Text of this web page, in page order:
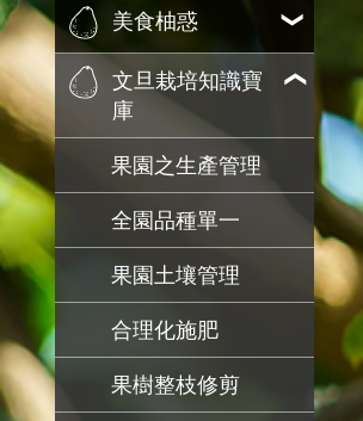
美食柚惑
文旦栽培知識寶
庫
果園之生產管理
全園品種單一
果園土壤管理
合理化施肥
果樹整枝修剪